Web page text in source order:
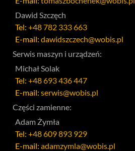
Dawid Szczęch
Tel: +48 782 333 663
E-mail: dawidszczech@wobis.pl
Serwis maszyn i urządzeń:
Michał Solak
Tel: +48 693 436 447
E-mail: serwis@wobis.pl
Części zamienne:
Adam Żymła
Tel: +48 609 893 929
E-mail: adamzymla@wobis.pl